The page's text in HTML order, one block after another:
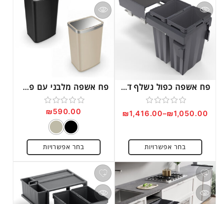
פח אשפה כפול נשלף דגם PD620
דורג
5
₪1,050.00
–
₪1,416.00
בחר אפשרויות
פח אשפה מלבני עם פתיחה בלחיצה דגם G200
דורג
מתוך
5
₪590.00
בחר אפשרויות